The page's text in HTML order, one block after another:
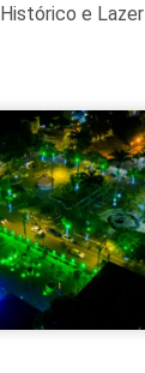
Histórico e Lazer